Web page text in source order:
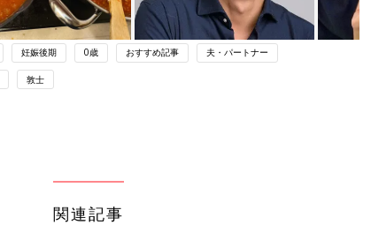
妊娠後期 0歳 おすすめ記事 夫・パートナー
敦士
関連記事